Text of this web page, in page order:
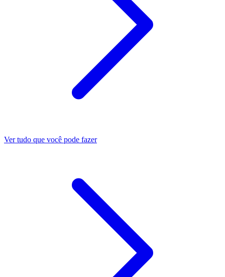
Ver tudo que você pode fazer